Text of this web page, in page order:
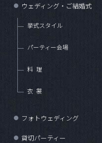
● ウェディング・ご結婚式
挙式スタイル
パーティー会場
料理
衣裳
● フォトウェディング
● 貸切パーティー